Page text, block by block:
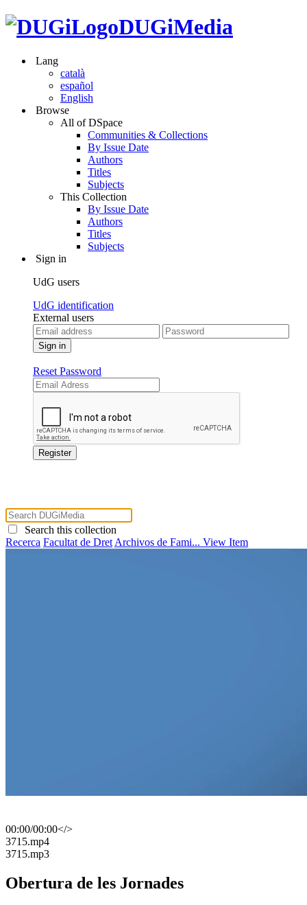
DUGiMedia
Lang
català
español
English
Browse
All of DSpace
Communities & Collections
By Issue Date
Authors
Titles
Subjects
This Collection
By Issue Date
Authors
Titles
Subjects
Sign in
UdG users
UdG identification
External users
Reset Password
Search this collection
Recerca Facultat de Dret Archivos de Fami... View Item
00:00/00:00</>
​3715.mp4
​3715.mp3
Obertura de les Jornades